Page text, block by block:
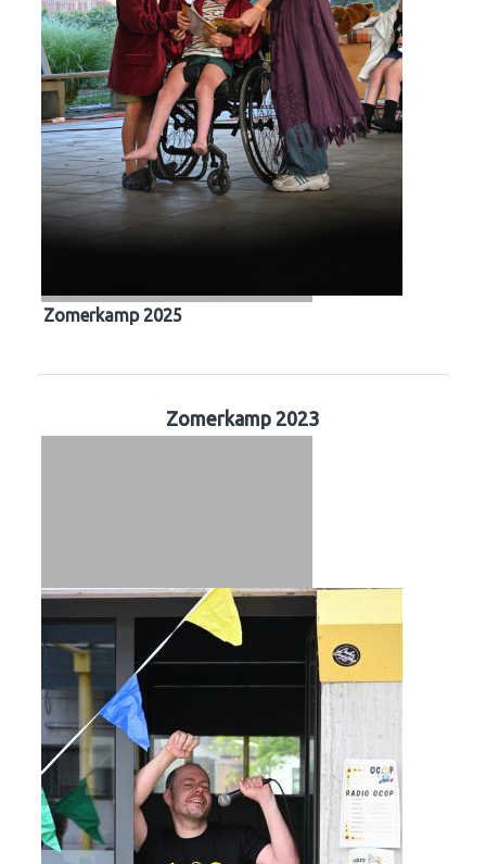
Zomerkamp 2025
Zomerkamp 2023